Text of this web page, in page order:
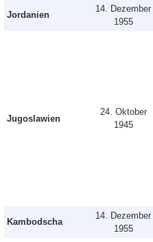
Jordanien
14. Dezember
1955
Jugoslawien
24. Oktober
1945
Kambodscha
14. Dezember
1955